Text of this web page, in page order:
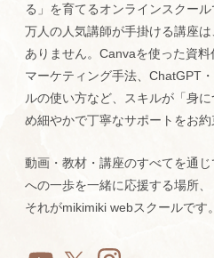
る」を育てるオンラインスクー
万人の人気講師が手掛ける講座
ありません。Canvaを使った資
マーケティング手法、ChatGPT
ルの使い方など、スキルが「身
め細やかで丁寧なサポートをお約
動画・教材・講座のすべてを通じ
への一歩を一緒に応援する場所、
それがmikimiki webスクールです。